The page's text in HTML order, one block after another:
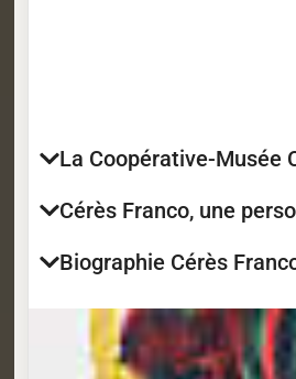
La Coopérative-Musée
Cérès Franco, une
Biographie Cérès